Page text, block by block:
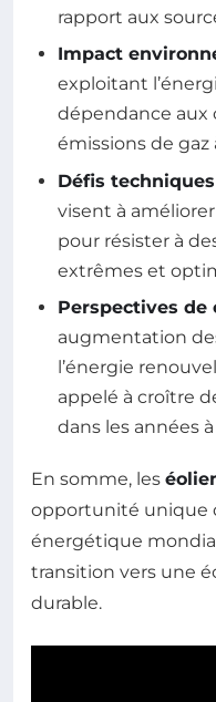
rapport aux
Impact
exploitant
dépendance aux
émissions de gaz
Défis techniques
visent à
pour résister à
extrêmes et
Perspectives de
augmentation
l’énergie
appelé à croître
dans les années
En somme, les
opportunité unique
énergétique
transition vers une
durable.